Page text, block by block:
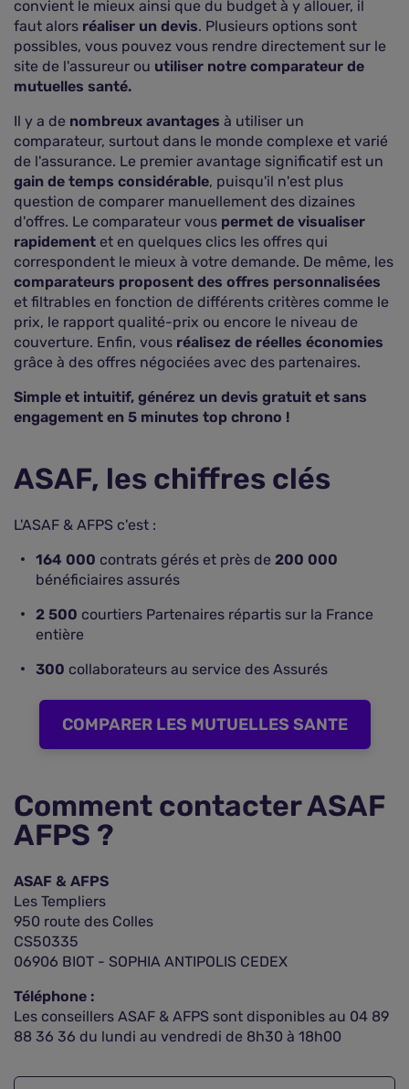
convient le mieux ainsi que du budget à y allouer, il
faut alors réaliser un devis. Plusieurs options sont
possibles, vous pouvez vous rendre directement sur le
site de l'assureur ou utiliser notre comparateur de
mutuelles santé.
Il y a de nombreux avantages à utiliser un
comparateur, surtout dans le monde complexe et varié
de l'assurance. Le premier avantage significatif est un
gain de temps considérable, puisqu'il n'est plus
question de comparer manuellement des dizaines
d'offres. Le comparateur vous permet de visualiser
rapidement et en quelques clics les offres qui
correspondent le mieux à votre demande. De même, les
comparateurs proposent des offres personnalisées
et filtrables en fonction de différents critères comme le
prix, le rapport qualité-prix ou encore le niveau de
couverture. Enfin, vous réalisez de réelles économies
grâce à des offres négociées avec des partenaires.
Simple et intuitif, générez un devis gratuit et sans
engagement en 5 minutes top chrono !
ASAF, les chiffres clés
L'ASAF & AFPS c'est :
164 000 contrats gérés et près de 200 000
bénéficiaires assurés
2 500 courtiers Partenaires répartis sur la France
entière
300 collaborateurs au service des Assurés
COMPARER LES MUTUELLES SANTE
Comment contacter ASAF
AFPS ?
ASAF & AFPS
Les Templiers
950 route des Colles
CS50335
06906 BIOT - SOPHIA ANTIPOLIS CEDEX
Téléphone :
Les conseillers ASAF & AFPS sont disponibles au 04 89
88 36 36 du lundi au vendredi de 8h30 à 18h00